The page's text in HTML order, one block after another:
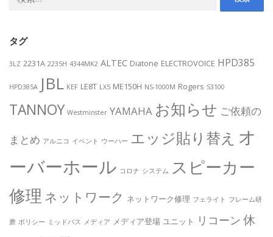
索:
タグ
3LZ 2231A 2235H 4344MK2 ALTEC Diatone ELECTROVOICE HPD385
HPD385A JBL KEF LE8T LX5 ME150H NS-1000M Rogers S3100
TANNOY Westminster YAMAHA お知らせ ご依頼の
まとめ アルニコ イベント ウーハー エッジ貼り替え オ
ーバーホール コロナ システム スピーカー
修理 ネットワーク ネットワーク修理 フェライト フレーム研
磨 ポリシー ミッドバス メディア メディア登場 ユニット リコーン 休